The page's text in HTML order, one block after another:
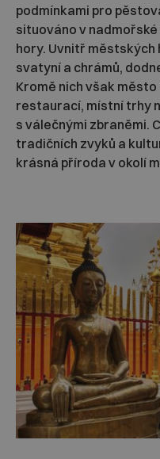
podmínkami pro
situováno v nadmořské
hory. Uvnitř městských
svatyní a chrámů,
Kromě nich však
restaurací, místní trhy
s válečnými zbraněmi.
tradičních zvyků a
krásná příroda v okolí